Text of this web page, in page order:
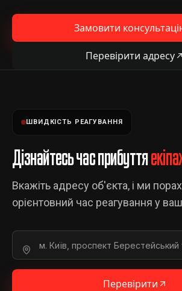
Замовити
Перевірити адресу
ШВИДКІСТЬ РЕАГУВАННЯ
Дізнайтесь час прибуття
Вкажіть адресу об'єкта, і ми
орієнтовний час реагування у
Перевірити